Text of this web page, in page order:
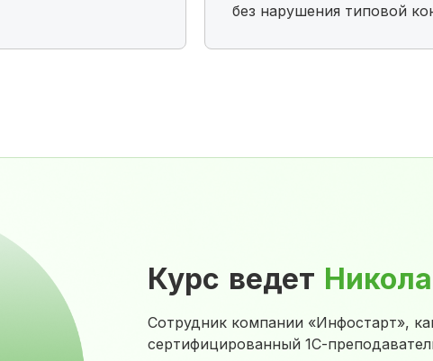
без нарушения типовой
Курс ведет
Сотрудник компании «Инфостарт»,
сертифицированный 1С-